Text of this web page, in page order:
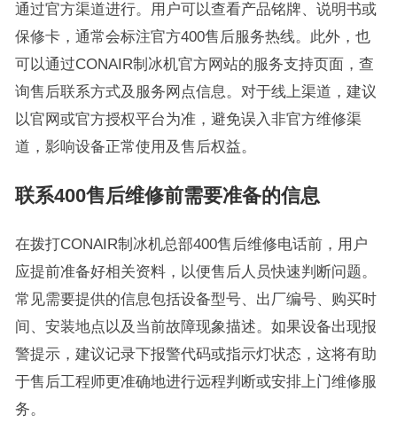
通过官方渠道进行。用户可以查看产品铭牌、说明书或
保修卡，通常会标注官方400售后服务热线。此外，也
可以通过CONAIR制冰机官方网站的服务支持页面，查
询售后联系方式及服务网点信息。对于线上渠道，建议
以官网或官方授权平台为准，避免误入非官方维修渠
道，影响设备正常使用及售后权益。
联系400售后维修前需要准备的信息
在拨打CONAIR制冰机总部400售后维修电话前，用户
应提前准备好相关资料，以便售后人员快速判断问题。
常见需要提供的信息包括设备型号、出厂编号、购买时
间、安装地点以及当前故障现象描述。如果设备出现报
警提示，建议记录下报警代码或指示灯状态，这将有助
于售后工程师更准确地进行远程判断或安排上门维修服
务。